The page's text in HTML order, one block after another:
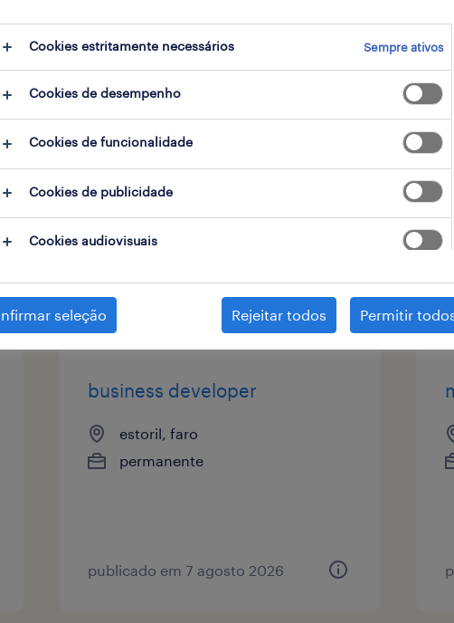
assistente comercial (m/f/x)
portimão, faro
permanente
publicado em 7 agosto 2026
business developer
estoril, faro
permanente
publicado em 7 agosto 2026
Cookies estritamente necessários Sempre ativos
Cookies de desempenho
Cookies de funcionalidade
Cookies de publicidade
Cookies audiovisuais
seleção Rejeitar todos Permitir